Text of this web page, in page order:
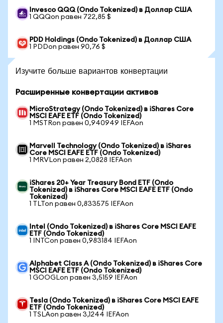
Invesco QQQ (Ondo Tokenized) в Доллар США
1 QQQon равен 722,85 $
PDD Holdings (Ondo Tokenized) в Доллар США
1 PDDon равен 90,76 $
Изучите больше вариантов конвертации
Расширенные конвертации активов
MicroStrategy (Ondo Tokenized) в iShares Core
MSCI EAFE ETF (Ondo Tokenized)
1 MSTRon равен 0,940949 IEFAon
Marvell Technology (Ondo Tokenized) в iShares
Core MSCI EAFE ETF (Ondo Tokenized)
1 MRVLon равен 2,0828 IEFAon
iShares 20+ Year Treasury Bond ETF (Ondo
Tokenized) в iShares Core MSCI EAFE ETF (Ondo
Tokenized)
1 TLTon равен 0,833575 IEFAon
Intel (Ondo Tokenized) в iShares Core MSCI EAFE
ETF (Ondo Tokenized)
1 INTCon равен 0,983184 IEFAon
Alphabet Class A (Ondo Tokenized) в iShares Core
MSCI EAFE ETF (Ondo Tokenized)
1 GOOGLon равен 3,5159 IEFAon
Tesla (Ondo Tokenized) в iShares Core MSCI EAFE
ETF (Ondo Tokenized)
1 TSLAon равен 3,1244 IEFAon